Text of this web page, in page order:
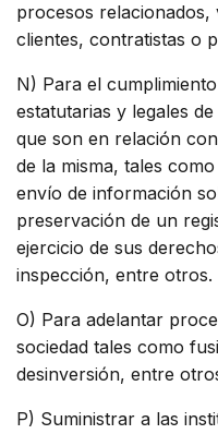
procesos
clientes, contratistas o
N) Para el
estatutarias y legales
que son en relación
de la misma, tales
envío de información
preservación de un
ejercicio de sus
inspección, entre otros.
O) Para adelantar
sociedad tales como
desinversión, entre
P) Suministrar a las